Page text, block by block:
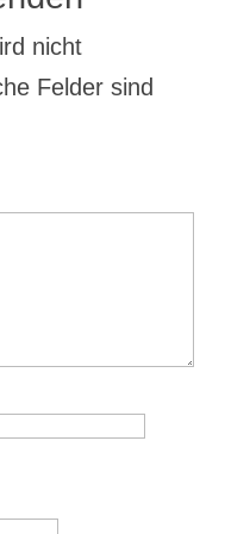
nicht
Felder sind